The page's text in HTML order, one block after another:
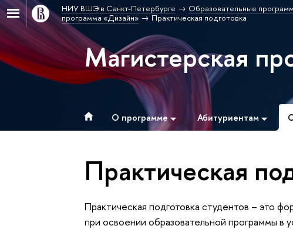
НИУ ВШЭ в Санкт-Петербурге Образовательные
программа «Дизайн»
Практическая подготовка
Магистерская
О программе Абитуриентам
Практическая
Практическая подготовка студентов – это
при освоении образовательной программы в